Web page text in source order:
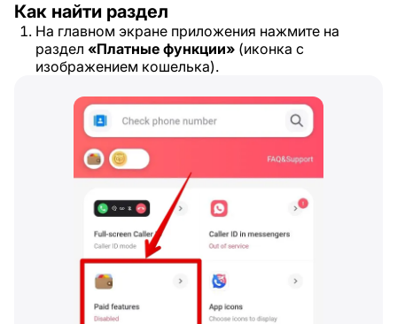
Как найти раздел
На главном экране приложения нажмите на
раздел «Платные функции» (иконка с
изображением кошелька).